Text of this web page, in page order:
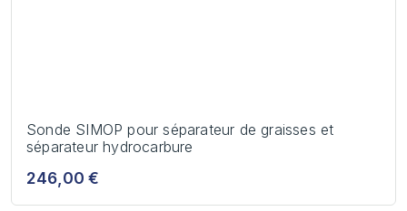
Sonde SIMOP pour séparateur de graisses et
séparateur hydrocarbure
246,00 €